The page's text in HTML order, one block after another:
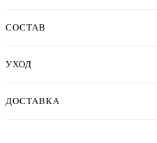
СОСТАВ
УХОД
ДОСТАВКА